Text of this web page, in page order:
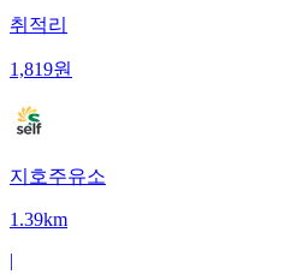
취적리
1,819원
지호주유소
1.39km
|